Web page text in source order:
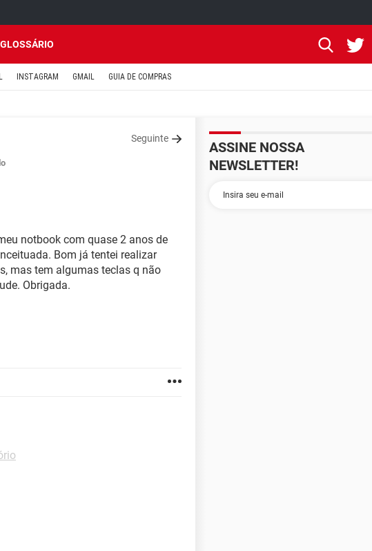
GLOSSÁRIO
INSTAGRAM GMAIL GUIA DE COMPRAS
Seguinte
notbook com quase 2 anos de
Bom já tentei realizar
mas tem algumas teclas q não
Obrigada.
ASSINE NOSSA
NEWSLETTER!